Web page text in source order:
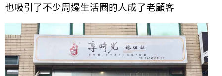
也吸引了不少周邊生活圈的人成了老顧客